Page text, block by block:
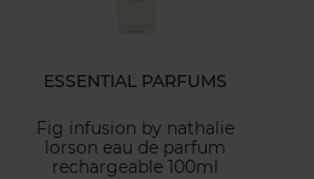
ESSENTIAL PARFUMS
Fig infusion by nathalie
lorson eau de parfum
rechargeable 100ml